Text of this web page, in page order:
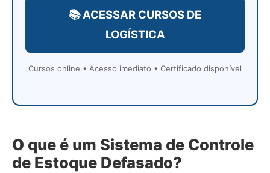
📚 ACESSAR CURSOS DE
LOGÍSTICA
Cursos online • Acesso imediato • Certificado disponível
O que é um Sistema de Controle
de Estoque Defasado?